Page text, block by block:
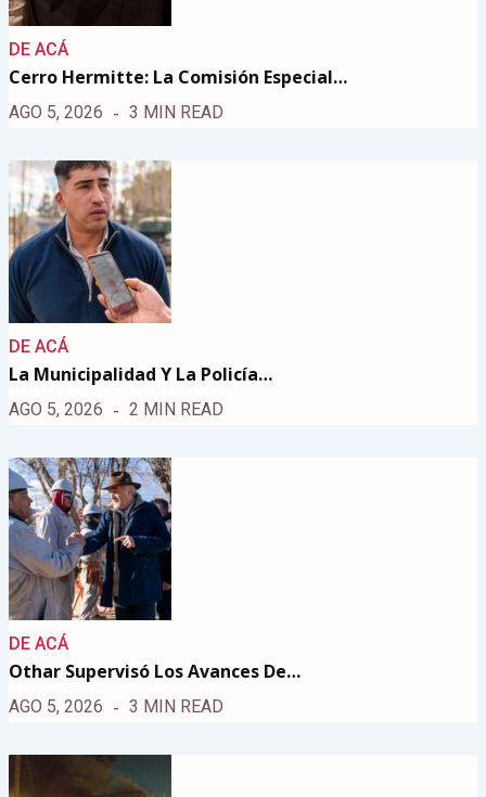
DE ACÁ
Cerro Hermitte: La Comisión Especial…
AGO 5, 2026 3 MIN READ
DE ACÁ
La Municipalidad Y La Policía…
AGO 5, 2026 2 MIN READ
DE ACÁ
Othar Supervisó Los Avances De…
AGO 5, 2026 3 MIN READ